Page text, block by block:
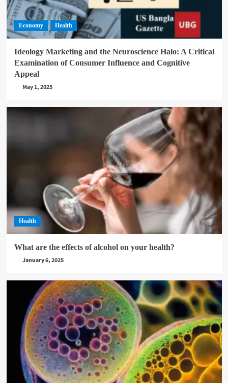
Economy Health
Ideology Marketing and the Neuroscience Halo: A Critical
Examination of Consumer Influence and Cognitive
Appeal
May 1, 2025
Health
What are the effects of alcohol on your health?
January 6, 2025